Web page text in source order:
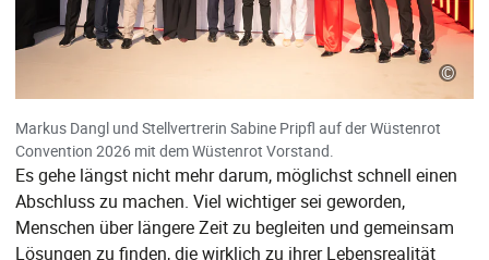
©
Markus Dangl und Stellvertrerin Sabine Pripfl auf der Wüstenrot
Convention 2026 mit dem Wüstenrot Vorstand.
Es gehe längst nicht mehr darum, möglichst schnell einen
Abschluss zu machen. Viel wichtiger sei geworden,
Menschen über längere Zeit zu begleiten und gemeinsam
Lösungen zu finden, die wirklich zu ihrer Lebensrealität